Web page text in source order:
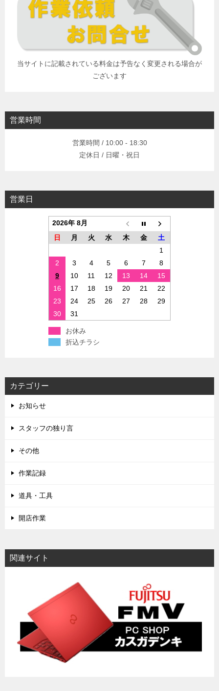
当サイトに記載されている料金は予告なく変更される場合が
ございます
営業時間
営業時間 / 10:00 - 18:30
定休日 / 日曜・祝日
営業日
2026年 8月
日
月 火 水 木 金
土
1
2
3 4 5 6 7
8
9
10 11 12 13 14
15
16
17 18 19 20 21
22
23
24 25 26 27 28
29
30
31
お休み
折込チラシ
カテゴリー
お知らせ
スタッフの独り言
その他
作業記録
道具・工具
開店作業
関連サイト